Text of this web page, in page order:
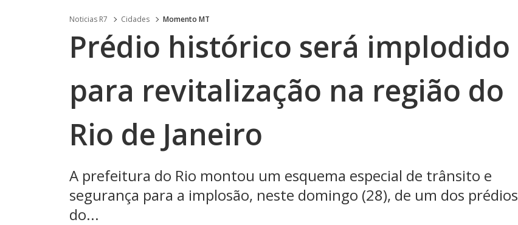
Noticias R7 Cidades Momento MT
Prédio histórico será implodido
para revitalização na região do
Rio de Janeiro
A prefeitura do Rio montou um esquema especial de trânsito e
segurança para a implosão, neste domingo (28), de um dos prédios
do...